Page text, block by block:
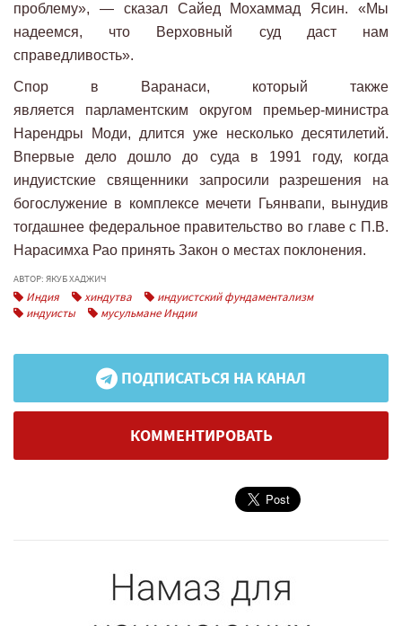
проблему», — сказал Сайед Мохаммад Ясин. «Мы
надеемся, что Верховный суд даст нам
справедливость».
Спор в Варанаси, который также
является парламентским округом премьер-министра
Нарендры Моди, длится уже несколько десятилетий.
Впервые дело дошло до суда в 1991 году, когда
индуистские священники запросили разрешения на
богослужение в комплексе мечети Гьянвапи, вынудив
тогдашнее федеральное правительство во главе с П.В.
Нарасимха Рао принять Закон о местах поклонения.
АВТОР: ЯКУБ ХАДЖИЧ
Индия хиндутва
индуистский фундаментализм
индуисты
мусульмане Индии
ПОДПИСАТЬСЯ НА КАНАЛ
КОММЕНТИРОВАТЬ